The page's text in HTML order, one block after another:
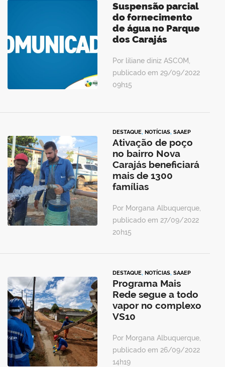
Suspensão parcial
do fornecimento
de água no Parque
dos Carajás
Por liliane diniz ASCOM,
publicado em 29/09/2022
09h15
DESTAQUE, NOTÍCIAS, SAAEP
Ativação de poço
no bairro Nova
Carajás beneficiará
mais de 1300
famílias
Por Morgana Albuquerque,
publicado em 27/09/2022
20h15
DESTAQUE, NOTÍCIAS, SAAEP
Programa Mais
Rede segue a todo
vapor no complexo
VS10
Por Morgana Albuquerque,
publicado em 26/09/2022
14h19